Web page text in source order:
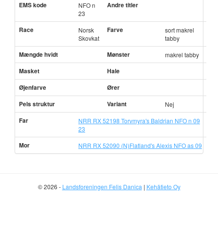
EMS kode
NFO n
23
Andre titler
Race
Norsk
Skovkat
Farve
sort makrel
tabby
Mængde hvidt Mønster makrel tabby
Masket
Hale
Øjenfarve
Ører
Pels struktur
Variant Nej
Far
NRR RX 52198 Torvmyra's Baldrian NFO n 09
23
Mor NRR RX 52090 (N)Flatland's Alexis NFO as 09
© 2026 - Landsforeningen Felis Danica | Kehätieto Oy